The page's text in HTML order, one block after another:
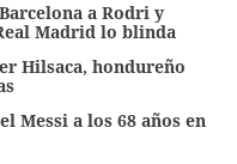
a Rodri y
Madrid lo blinda
Hilsaca, hondureño
Messi a los 68 años en